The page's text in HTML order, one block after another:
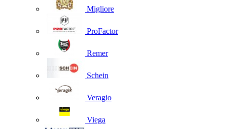
Migliore
ProFactor
Remer
Schein
Veragio
Viega